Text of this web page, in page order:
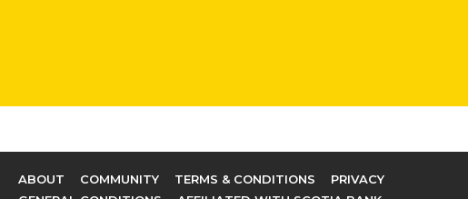
ABOUT COMMUNITY TERMS & CONDITIONS
PRIVACY